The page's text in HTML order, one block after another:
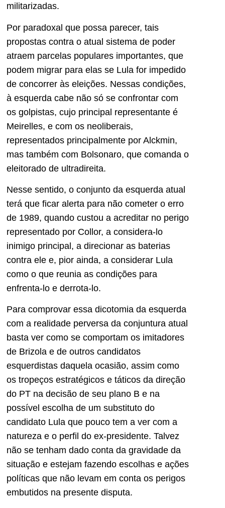
militarizadas.
Por paradoxal que possa parecer, tais
propostas contra o atual sistema de poder
atraem parcelas populares importantes, que
podem migrar para elas se Lula for impedido
de concorrer às eleições. Nessas condições,
à esquerda cabe não só se confrontar com
os golpistas, cujo principal representante é
Meirelles, e com os neoliberais,
representados principalmente por Alckmin,
mas também com Bolsonaro, que comanda o
eleitorado de ultradireita.
Nesse sentido, o conjunto da esquerda atual
terá que ficar alerta para não cometer o erro
de 1989, quando custou a acreditar no perigo
representado por Collor, a considera-lo
inimigo principal, a direcionar as baterias
contra ele e, pior ainda, a considerar Lula
como o que reunia as condições para
enfrenta-lo e derrota-lo.
Para comprovar essa dicotomia da esquerda
com a realidade perversa da conjuntura atual
basta ver como se comportam os imitadores
de Brizola e de outros candidatos
esquerdistas daquela ocasião, assim como
os tropeços estratégicos e táticos da direção
do PT na decisão de seu plano B e na
possível escolha de um substituto do
candidato Lula que pouco tem a ver com a
natureza e o perfil do ex-presidente. Talvez
não se tenham dado conta da gravidade da
situação e estejam fazendo escolhas e ações
políticas que não levam em conta os perigos
embutidos na presente disputa.